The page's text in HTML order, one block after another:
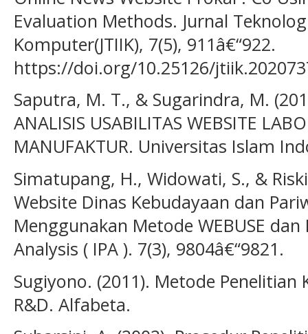
Evaluation Methods. Jurnal
Komputer(JTIIK), 7(5), 911â€“922.
https://doi.org/10.25126/
Saputra, M. T., & Sugarindra, M.
ANALISIS USABILITAS WEBSITE
MANUFAKTUR. Universitas Islam
Simatupang, H., Widowati, S., &
Website Dinas Kebudayaan dan
Menggunakan Metode WEBUSE
Analysis ( IPA ). 7(3), 9804â€“9821.
Sugiyono. (2011). Metode
R&D. Alfabeta.